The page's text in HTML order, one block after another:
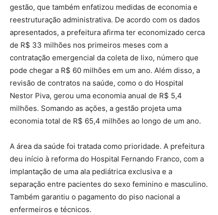
gestão, que também enfatizou medidas de economia e
reestruturação administrativa. De acordo com os dados
apresentados, a prefeitura afirma ter economizado cerca
de R$ 33 milhões nos primeiros meses com a
contratação emergencial da coleta de lixo, número que
pode chegar a R$ 60 milhões em um ano. Além disso, a
revisão de contratos na saúde, como o do Hospital
Nestor Piva, gerou uma economia anual de R$ 5,4
milhões. Somando as ações, a gestão projeta uma
economia total de R$ 65,4 milhões ao longo de um ano.
A área da saúde foi tratada como prioridade. A prefeitura
deu início à reforma do Hospital Fernando Franco, com a
implantação de uma ala pediátrica exclusiva e a
separação entre pacientes do sexo feminino e masculino.
Também garantiu o pagamento do piso nacional a
enfermeiros e técnicos.